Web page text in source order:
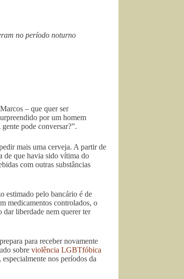
no período noturno
– que quer ser
por um homem
pode conversar?”.
mais uma cerveja. A partir de
de que havia sido vítima do
com outras substâncias
estimado pelo bancário é de
medicamentos controlados, o
dar liberdade nem querer ter
para receber novamente
sobre violência LGBTfóbica
nos períodos da